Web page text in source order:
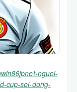
nguoi-
cup-soi-dong-